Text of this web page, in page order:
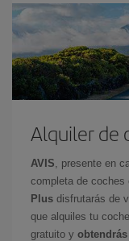
Alquiler de
AVIS , presente en
completa de coches
Plus disfrutarás de
que alquiles tu
gratuito y